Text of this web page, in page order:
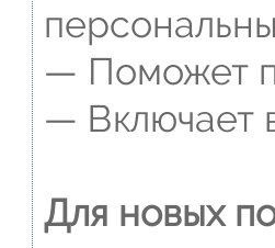
— Поможет
— Включает
Для новых